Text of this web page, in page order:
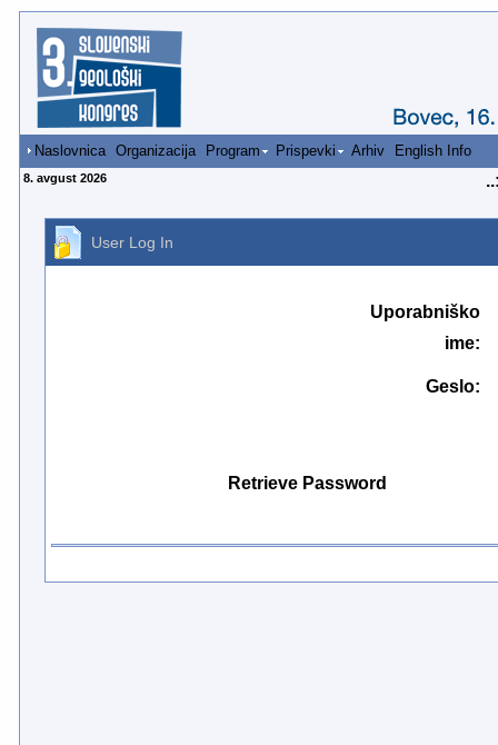
Naslovnica Organizacija Program Prispevki Arhiv English Info
8. avgust 2026
User Log In
Uporabniško
ime:
Geslo:
Retrieve Password